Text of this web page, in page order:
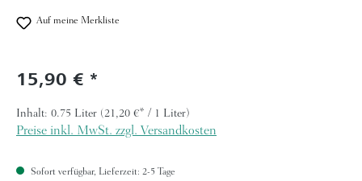
Auf meine Merkliste
Regulärer Preis:
15,90 €
Inhalt: 0.75 Liter (21,20 €* / 1 Liter)
Preise inkl. MwSt. zzgl. Versandkosten
Sofort verfügbar, Lieferzeit: 2-5 Tage